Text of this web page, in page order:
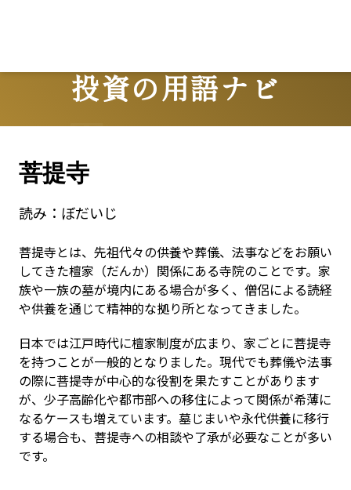
投資の用語ナビ
Terms
菩提寺
読み： ぼだいじ
菩提寺とは、先祖代々の供養や葬儀、法事などをお願い
してきた檀家（だんか）関係にある寺院のことです。家
族や一族の墓が境内にある場合が多く、僧侶による読経
や供養を通じて精神的な拠り所となってきました。
日本では江戸時代に檀家制度が広まり、家ごとに菩提寺
を持つことが一般的となりました。現代でも葬儀や法事
の際に菩提寺が中心的な役割を果たすことがあります
が、少子高齢化や都市部への移住によって関係が希薄に
なるケースも増えています。墓じまいや永代供養に移行
する場合も、菩提寺への相談や了承が必要なことが多い
です。